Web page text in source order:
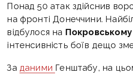
Понад 50 атак здійснив
на фронті Донеччини.
відбулося на
інтенсивність боїв дещо
За даними Генштабу, на